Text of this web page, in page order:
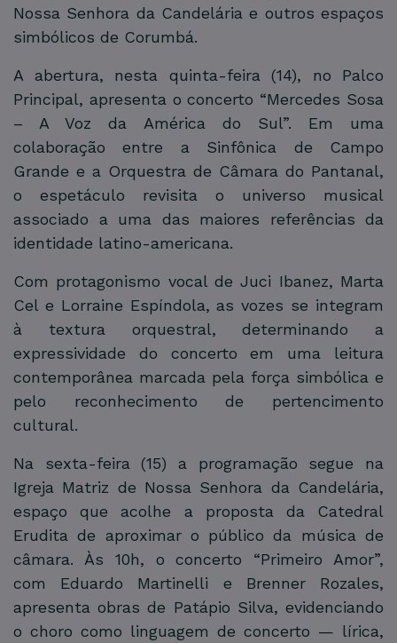
Nossa Senhora da Candelária e outros espaços
simbólicos de Corumbá.
A abertura, nesta quinta-feira (14), no Palco
Principal, apresenta o concerto “Mercedes Sosa
– A Voz da América do Sul”. Em uma
colaboração entre a Sinfônica de Campo
Grande e a Orquestra de Câmara do Pantanal,
o espetáculo revisita o universo musical
associado a uma das maiores referências da
identidade latino-americana.
Com protagonismo vocal de Juci Ibanez, Marta
Cel e Lorraine Espíndola, as vozes se integram
à textura orquestral, determinando a
expressividade do concerto em uma leitura
contemporânea marcada pela força simbólica e
pelo reconhecimento de pertencimento
cultural.
Na sexta-feira (15) a programação segue na
Igreja Matriz de Nossa Senhora da Candelária,
espaço que acolhe a proposta da Catedral
Erudita de aproximar o público da música de
câmara. Às 10h, o concerto “Primeiro Amor”,
com Eduardo Martinelli e Brenner Rozales,
apresenta obras de Patápio Silva, evidenciando
o choro como linguagem de concerto — lírica,